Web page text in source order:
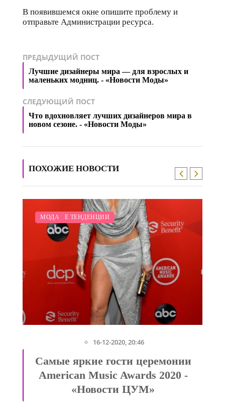
В появившемся окне опишите проблему и
отправьте Администрации ресурса.
ПРЕДЫДУЩИЙ ПОСТ
Лучшие дизайнеры мира — для взрослых и
маленьких модниц. - «Новости Моды»
СЛЕДУЮЩИЙ ПОСТ
Что вдохновляет лучших дизайнеров мира в
новом сезоне. - «Новости Моды»
ПОХОЖИЕ НОВОСТИ
МОДНЫЕ ТЕНДЕНЦИИ
/
МОДА
16-12-2020, 20:46
Самые яркие гости церемонии
American Music Awards 2020 -
«Новости ЦУМ»